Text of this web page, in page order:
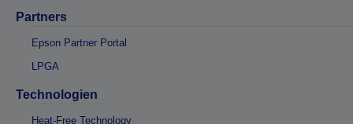
Partners
Epson Partner Portal
LPGA
Technologien
Heat-Free Technology